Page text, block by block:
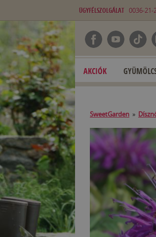
ÜGYFÉLSZOLGÁLAT 0036-21-
AKCIÓK
SweetGarden »